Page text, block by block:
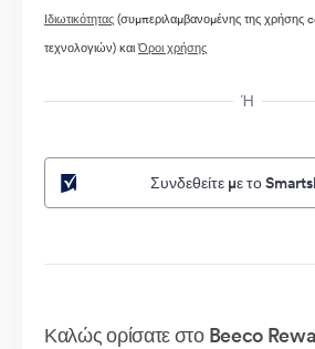
Ιδιωτικότητας(συμπεριλαμβανομένης της χρήσης
τεχνολογιών) καιΌροι χρήσης
Ή
Συνδεθείτε με το
Καλώς ορίσατε στο Beeco